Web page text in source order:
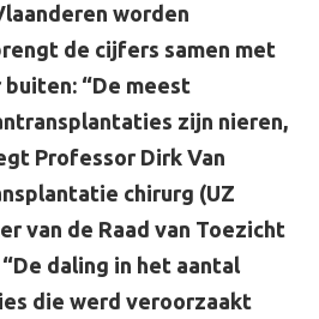
worden
de cijfers samen met
“De meest
zijn nieren,
Professor Dirk Van
chirurg (UZ
van de Raad van Toezicht
daling in het aantal
die werd veroorzaakt